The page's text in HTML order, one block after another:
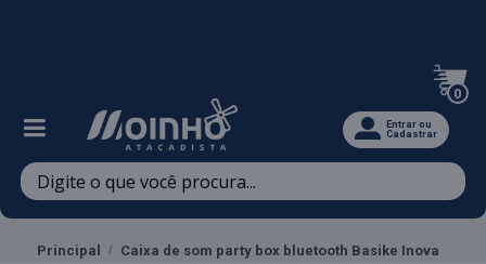
0
Entrar ou
Cadastrar
Principal Caixa de som party box bluetooth Basike Inova